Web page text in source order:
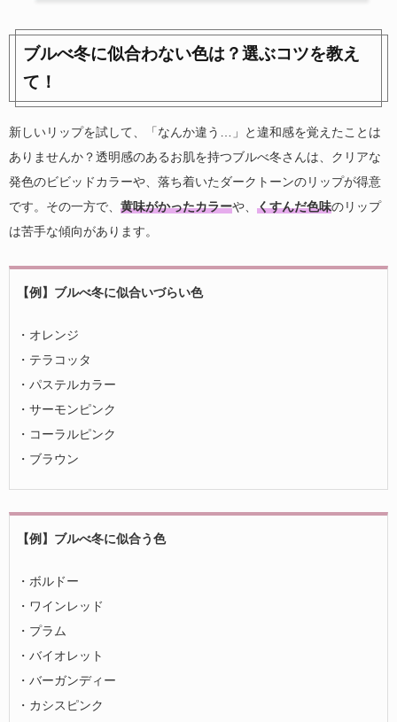
ブルべ冬に似合わない色は？選ぶコツを教え
て！
新しいリップを試して、「なんか違う…」と違和感を覚えたことは
ありませんか？透明感のあるお肌を持つブルべ冬さんは、クリアな
発色のビビッドカラーや、落ち着いたダークトーンのリップが得意
です。その一方で、 黄味がかったカラーや、 くすんだ色味のリップ
は苦手な傾向があります。
【例】ブルべ冬に似合いづらい色
・オレンジ
・テラコッタ
・パステルカラー
・サーモンピンク
・コーラルピンク
・ブラウン
【例】ブルべ冬に似合う色
・ボルドー
・ワインレッド
・プラム
・バイオレット
・バーガンディー
・カシスピンク